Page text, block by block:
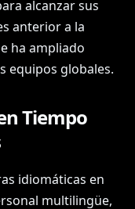
alcanzar sus
anterior a la
ha ampliado
equipos globales.
Tiempo
idiomáticas en
multilingüe,